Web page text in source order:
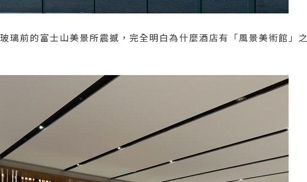
璃前的富士山美景所震撼，完全明白為什麼酒店有「風景美術館」之